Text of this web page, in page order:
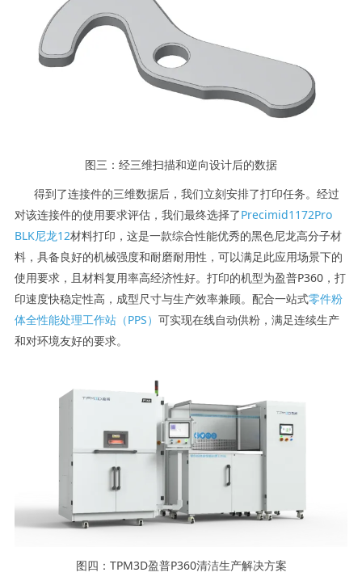
图三：经三维扫描和逆向设计后的数据
得到了连接件的三维数据后，我们立刻安排了打印任务。经过
对该连接件的使用要求评估，我们最终选择了Precimid1172Pro
BLK尼龙12材料打印，这是一款综合性能优秀的黑色尼龙高分子材
料，具备良好的机械强度和耐磨耐用性，可以满足此应用场景下的
使用要求，且材料复用率高经济性好。打印的机型为盈普P360，打
印速度快稳定性高，成型尺寸与生产效率兼顾。配合一站式零件粉
体全性能处理工作站（PPS） 可实现在线自动供粉，满足连续生产
和对环境友好的要求。
图四：TPM3D盈普P360清洁生产解决方案